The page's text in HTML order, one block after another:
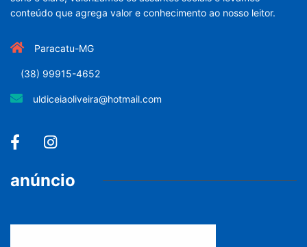
conteúdo que agrega valor e conhecimento ao nosso leitor.
Paracatu-MG
(38) 99915-4652
uldiceiaoliveira@hotmail.com
anúncio